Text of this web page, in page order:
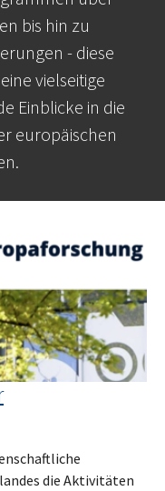
bis hin zu
- diese
vielseitige
Einblicke in die
europäischen
die Aktivitäten